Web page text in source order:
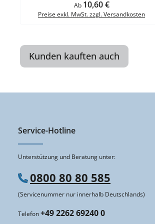
30 cm Material: PVC-Folie HI
150Materialstärke: 0,1
mmBefestigungsart: zum Verschrauben
Material: Aluminium HI 150Materialstärke:
0,56 mmBefestigungsart: zum Verschrauben
Regulärer Preis:
Ab 10,60 €
Preise exkl. MwSt. zzgl. Versandkosten
Kunden kauften auch
Service-Hotline
Unterstützung und Beratung unter:
0800 80 80 585
(Servicenummer nur innerhalb Deutschlands)
Telefon+49 2262 69240 0